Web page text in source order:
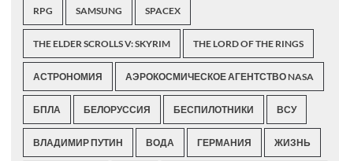
RPG SAMSUNG SPACEX
THE ELDER SCROLLS V: SKYRIM THE LORD OF THE RINGS
АСТРОНОМИЯ АЭРОКОСМИЧЕСКОЕ АГЕНТСТВО NASA
БПЛА БЕЛОРУССИЯ БЕСПИЛОТНИКИ ВСУ
ВЛАДИМИР ПУТИН ВОДА ГЕРМАНИЯ ЖИЗНЬ